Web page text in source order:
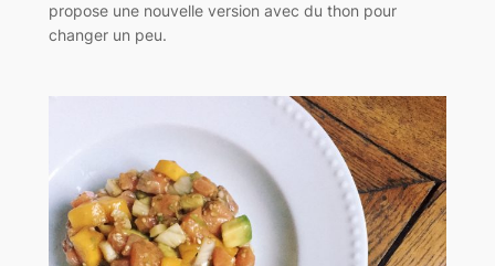
propose une nouvelle version avec du thon pour
changer un peu.